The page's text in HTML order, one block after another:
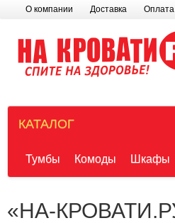
О компании Доставка Оплата
КАТАЛОГ
Тумбы Комоды Шкафы
«НА-